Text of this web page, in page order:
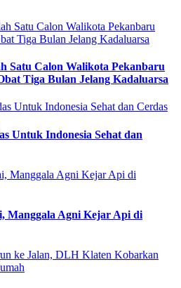
Satu Calon Walikota Pekanbaru
Tiga Bulan Jelang Kadaluarsa
Untuk Indonesia Sehat dan
Manggala Agni Kejar Api di